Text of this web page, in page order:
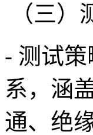
（三）
- 测试
系，涵
通、绝